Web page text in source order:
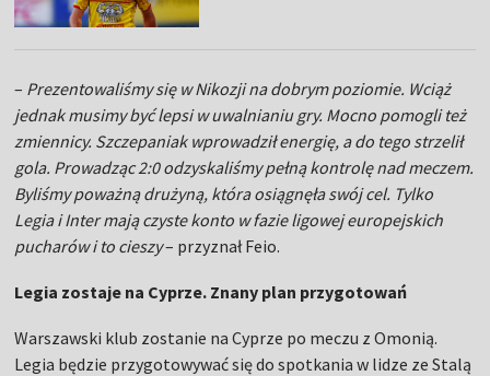
– Prezentowaliśmy się w Nikozji na dobrym poziomie. Wciąż
jednak musimy być lepsi w uwalnianiu gry. Mocno pomogli też
zmiennicy. Szczepaniak wprowadził energię, a do tego strzelił
gola. Prowadząc 2:0 odzyskaliśmy pełną kontrolę nad meczem.
Byliśmy poważną drużyną, która osiągnęła swój cel. Tylko
Legia i Inter mają czyste konto w fazie ligowej europejskich
pucharów i to cieszy– przyznał Feio.
Legia zostaje na Cyprze. Znany plan przygotowań
Warszawski klub zostanie na Cyprze po meczu z Omonią.
Legia będzie przygotowywać się do spotkania w lidze ze Stalą